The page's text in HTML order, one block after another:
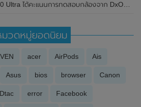
ได้คะแนนการทดสอบกล้องจาก DxOMark อยู่อันดับที่ 6
มวดหมู่ยอดนิยม
acer AirPods Ais
Asus bios browser Canon
Dtac error Facebook